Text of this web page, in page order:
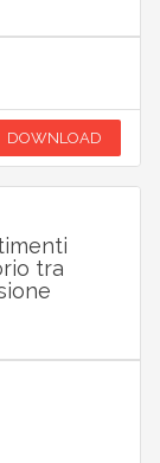
DOWNLOAD
tra